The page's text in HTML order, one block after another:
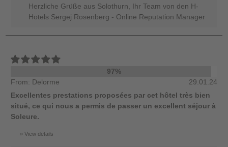
Herzliche Grüße aus Solothurn, Ihr Team von den H-
Hotels Sergej Rosenberg - Online Reputation Manager
97%
From: Delorme
29.01.24
Excellentes prestations proposées par cet hôtel très bien
situé, ce qui nous a permis de passer un excellent séjour à
Soleure.
View details